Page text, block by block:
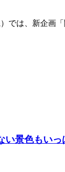
では、新企画
景色もい